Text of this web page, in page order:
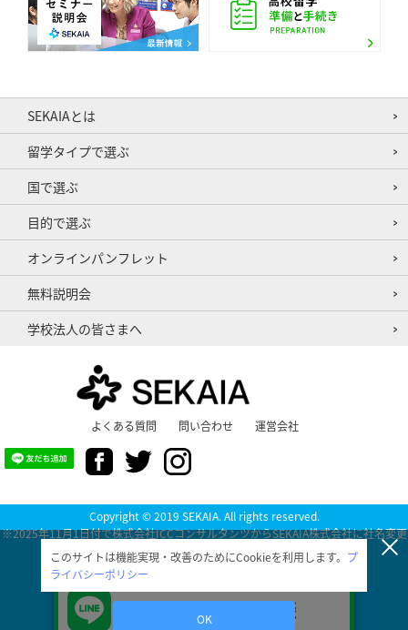
SEKAIAとは
留学タイプで選ぶ
国で選ぶ
目的で選ぶ
オンラインパンフレット
無料説明会
学校法人の皆さまへ
よくある質問 問い合わせ 運営会社
Copyright © 2019 SEKAIA. All rights reserved.
※2025年11月1日付で株式会社ICCコンサルタンツからSEKAIA株式会社に社名変更
いたしました。
LINEで無料相談
このサイトは機能実現・改善のためにCookieを利用します。 プ
ライバシーポリシー
OK